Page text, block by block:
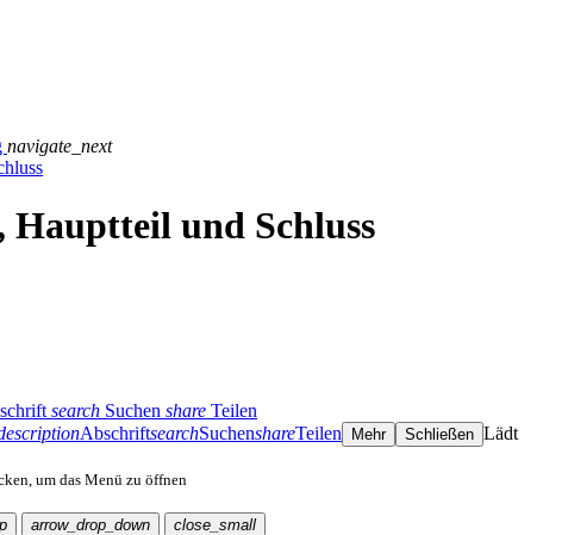
navigate_next
und Schluss
search Suchen share Teilen
AbschriftsearchSuchenshareTeilen Mehr Schließen Lädt
um das Menü zu öffnen
arrow_drop_down close_small